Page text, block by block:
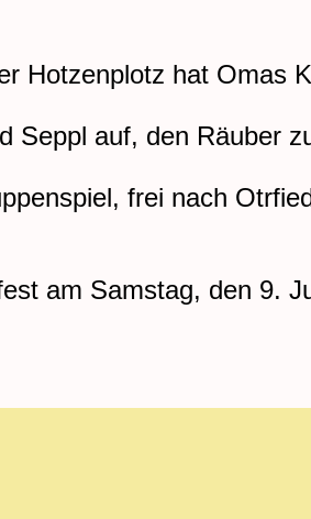
Hotzenplotz hat Omas
Seppl auf, den Räuber
frei nach
am Samstag, den 9.